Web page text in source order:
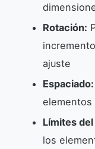
Rotación:
ajuste
Espaciado:
elementos
Límites
los